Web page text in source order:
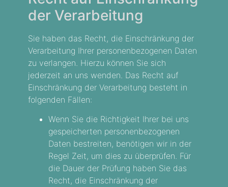
der Verarbeitung
Sie haben das Recht, die Einschränkung der
Verarbeitung Ihrer personenbezogenen Daten
zu verlangen. Hierzu können Sie sich
jederzeit an uns wenden. Das Recht auf
Einschränkung der Verarbeitung besteht in
folgenden Fällen:
Wenn Sie die Richtigkeit Ihrer bei uns
gespeicherten personenbezogenen
Daten bestreiten, benötigen wir in der
Regel Zeit, um dies zu überprüfen. Für
die Dauer der Prüfung haben Sie das
Recht, die Einschränkung der